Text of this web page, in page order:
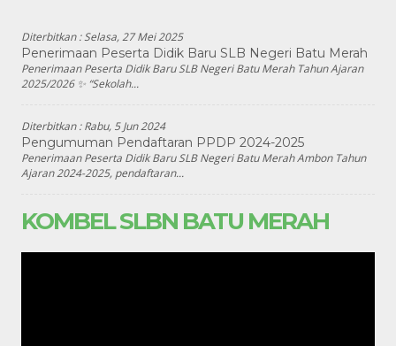
Diterbitkan :Selasa, 27 Mei 2025
Penerimaan Peserta Didik Baru SLB Negeri Batu Merah
Penerimaan Peserta Didik Baru SLB Negeri Batu Merah Tahun Ajaran
2025/2026 ✨ “Sekolah...
Diterbitkan :Rabu, 5 Jun 2024
Pengumuman Pendaftaran PPDP 2024-2025
Penerimaan Peserta Didik Baru SLB Negeri Batu Merah Ambon Tahun
Ajaran 2024-2025, pendaftaran...
KOMBEL SLBN BATU MERAH